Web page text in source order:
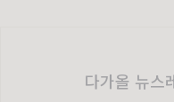
다가올 뉴스